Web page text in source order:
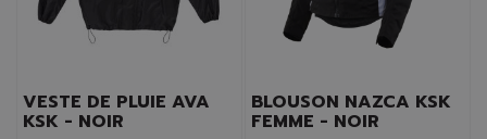
VESTE DE PLUIE AVA
KSK - NOIR
BLOUSON NAZCA KSK
FEMME - NOIR